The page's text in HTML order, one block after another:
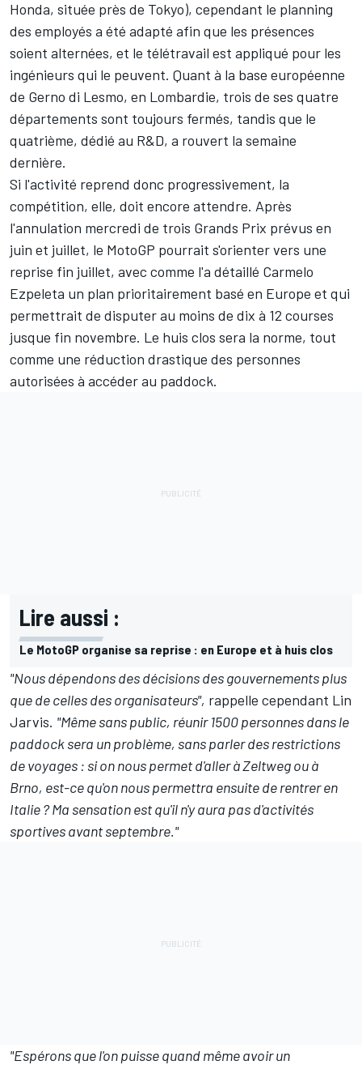
Honda, située près de Tokyo), cependant le planning
des employés a été adapté afin que les présences
soient alternées, et le télétravail est appliqué pour les
ingénieurs qui le peuvent. Quant à la base européenne
de Gerno di Lesmo, en Lombardie, trois de ses quatre
départements sont toujours fermés, tandis que le
quatrième, dédié au R&D, a rouvert la semaine
dernière.
Si l'activité reprend donc progressivement, la
compétition, elle, doit encore attendre. Après
l'annulation mercredi de trois Grands Prix prévus en
juin et juillet, le MotoGP pourrait s'orienter vers une
reprise fin juillet, avec comme l'a détaillé Carmelo
Ezpeleta un plan prioritairement basé en Europe et qui
permettrait de disputer au moins de dix à 12 courses
jusque fin novembre. Le huis clos sera la norme, tout
comme une réduction drastique des personnes
autorisées à accéder au paddock.
Lire aussi :
Le MotoGP organise sa reprise : en Europe et à huis clos
"Nous dépendons des décisions des gouvernements plus
que de celles des organisateurs", rappelle cependant Lin
Jarvis. "Même sans public, réunir 1500 personnes dans le
paddock sera un problème, sans parler des restrictions
de voyages : si on nous permet d'aller à Zeltweg ou à
Brno, est-ce qu'on nous permettra ensuite de rentrer en
Italie ? Ma sensation est qu'il n'y aura pas d'activités
sportives avant septembre."
"Espérons que l'on puisse quand même avoir un